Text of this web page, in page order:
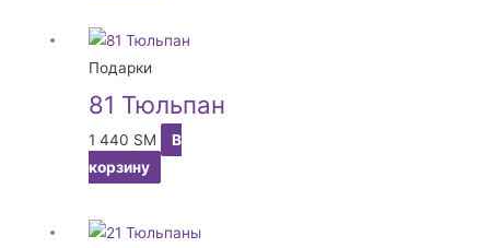
Подарки
81 Тюльпан
1 440 ЅМ
В
корзину